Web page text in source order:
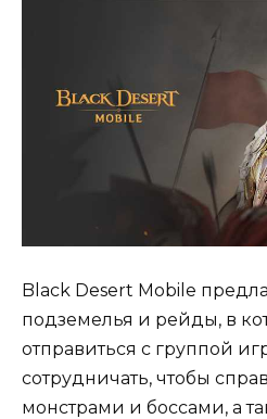
Black Desert Mobile
подземелья и рейды, в
отправиться с группой
сотрудничать, чтобы
монстрами и боссами, а